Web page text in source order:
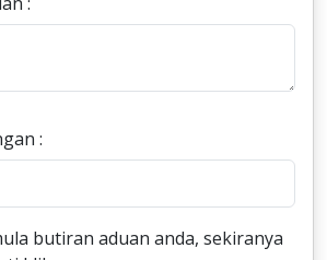
:
butiran aduan anda, sekiranya